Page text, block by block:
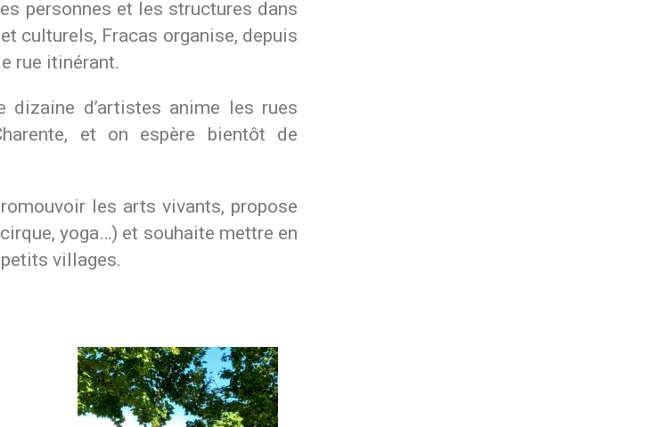
personnes et les structures dans
culturels, Fracas organise, depuis
rue itinérant.
dizaine d’artistes anime les rues
et on espère bientôt de
les arts vivants, propose
yoga…) et souhaite mettre en
villages.